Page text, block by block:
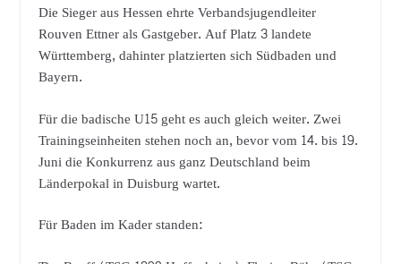
Die Sieger aus Hessen ehrte Verbandsjugendleiter
Rouven Ettner als Gastgeber. Auf Platz 3 landete
Württemberg, dahinter platzierten sich Südbaden und
Bayern.
Für die badische U15 geht es auch gleich weiter. Zwei
Trainingseinheiten stehen noch an, bevor vom 14. bis 19.
Juni die Konkurrenz aus ganz Deutschland beim
Länderpokal in Duisburg wartet.
Für Baden im Kader standen: